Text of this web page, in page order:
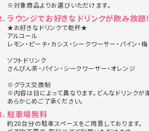
※対象商品よりお選びいただけます。
ラウンジでお好きなドリンクが飲み放題！
★お好きなドリンクで乾杯★
アルコール
レモン・ピーチ・カシス・シークワーサー・パイン・
ソフトドリンク
さんぴん茶・パイン・シークワーサー・オレンジ
※グラス交換制
※内容は日によって異なります。どんなドリンク
あらかじめご了承ください。
駐車場無料
約20台分の駐車スペースをご用意しております。